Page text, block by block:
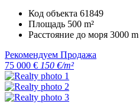
Код объекта 61849
Площадь 500 m²
Расстояние до моря 3000 m
Рекомендуем Продажа
75 000 € 150 €/m²